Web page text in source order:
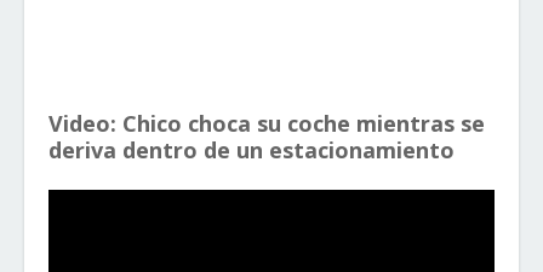
Video: Chico choca su coche mientras se
deriva dentro de un estacionamiento